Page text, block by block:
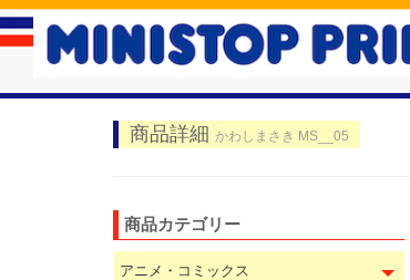
商品詳細 かわしまさき MS__05
商品カテゴリー
アニメ・コミックス